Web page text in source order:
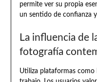
permite ver su propia
un sentido de confianza
La influencia de
fotografía
Utiliza plataformas